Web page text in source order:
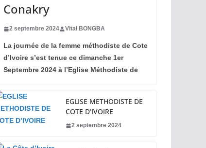
Conakry
2 septembre 2024 Vital BONGBA
La journée de la femme méthodiste de Cote
d’Ivoire s’est tenue ce dimanche 1er
Septembre 2024 à l’Eglise Méthodiste de
EGLISE METHODISTE DE
COTE D’IVOIRE
2 septembre 2024